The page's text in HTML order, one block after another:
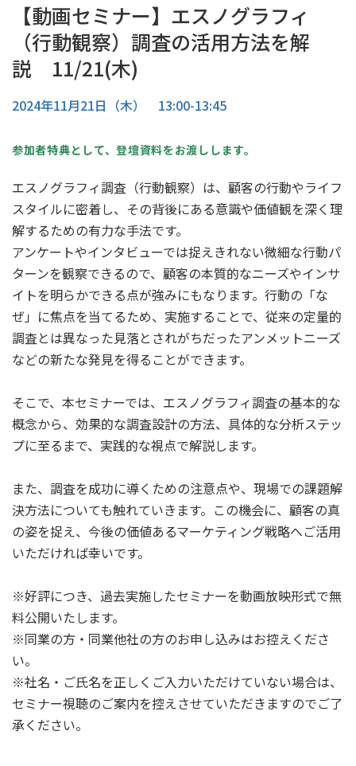
【動画セミナー】エスノグラフィ
（行動観察）調査の活用方法を解
説 11/21(木)
2024年11月21日（木） 13:00-13:45
参加者特典として、登壇資料をお渡しします。
エスノグラフィ調査（行動観察）は、顧客の行動やライフ
スタイルに密着し、その背後にある意識や価値観を深く理
解するための有力な手法です。
アンケートやインタビューでは捉えきれない微細な行動パ
ターンを観察できるので、顧客の本質的なニーズやインサ
イトを明らかできる点が強みにもなります。行動の「な
ぜ」に焦点を当てるため、実施することで、従来の定量的
調査とは異なった見落とされがちだったアンメットニーズ
などの新たな発見を得ることができます。
そこで、本セミナーでは、エスノグラフィ調査の基本的な
概念から、効果的な調査設計の方法、具体的な分析ステッ
プに至るまで、実践的な視点で解説します。
また、調査を成功に導くための注意点や、現場での課題解
決方法についても触れていきます。この機会に、顧客の真
の姿を捉え、今後の価値あるマーケティング戦略へご活用
いただければ幸いです。
※好評につき、過去実施したセミナーを動画放映形式で無
料公開いたします。
※同業の方・同業他社の方のお申し込みはお控えくださ
い。
※社名・ご氏名を正しくご入力いただけていない場合は、
セミナー視聴のご案内を控えさせていただきますのでご了
承ください。